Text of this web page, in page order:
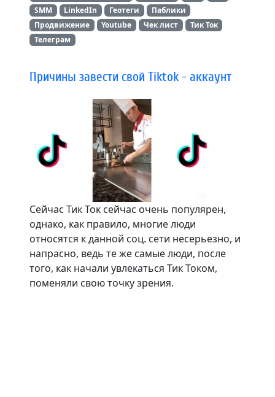
SMM
LinkedIn Геотеги
Паблики
Продвижение
Youtube Чек лист
Тик Ток
Телеграм
Причины завести свой Tiktok - аккаунт
Сейчас Тик Ток сейчас очень популярен,
однако, как правило, многие люди
относятся к данной соц. сети несерьезно, и
напрасно, ведь те же самые люди, после
того, как начали увлекаться Тик Током,
поменяли свою точку зрения.